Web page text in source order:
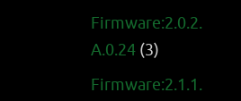
Firmware:2.0.2.
A.0.24 (3)
Firmware:2.1.1.